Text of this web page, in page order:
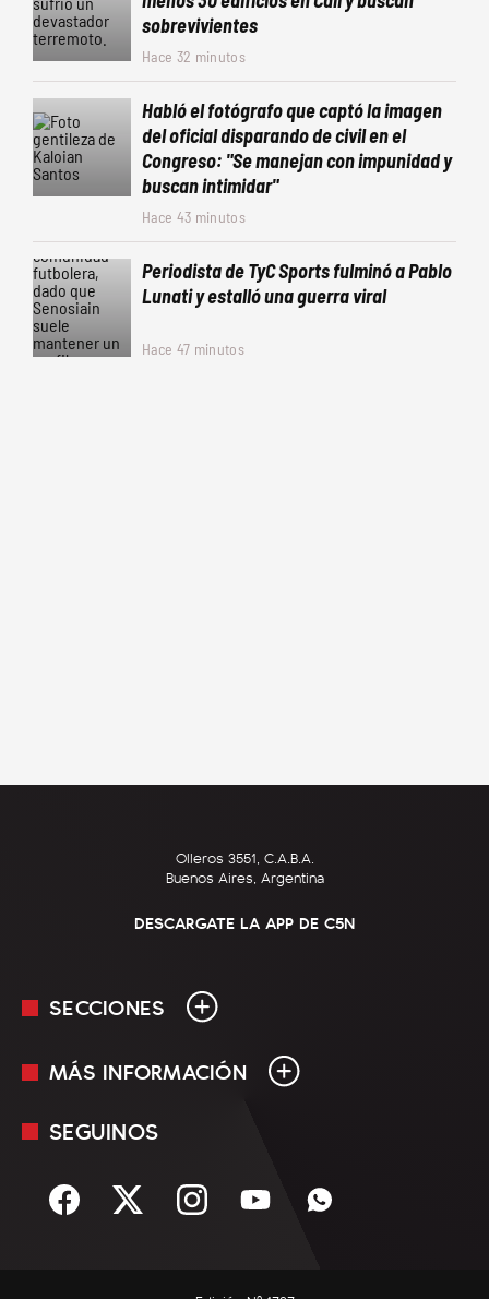
sobrevivientes
Hace 32 minutos
Habló el fotógrafo que captó la imagen
del oficial disparando de civil en el
Congreso: "Se manejan con impunidad y
buscan intimidar"
Hace 43 minutos
Periodista de TyC Sports fulminó a Pablo
Lunati y estalló una guerra viral
Hace 47 minutos
Olleros 3551, C.A.B.A.
Buenos Aires, Argentina
DESCARGATE LA APP DE C5N
SECCIONES
En Vivo
Sociedad
MÁS INFORMACIÓN
Mediakit
Términos y condiciones
SEGUINOS